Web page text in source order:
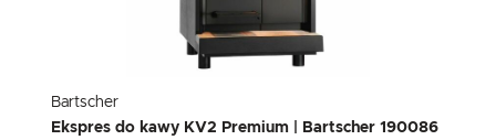
Bartscher
Ekspres do kawy KV2 Premium | Bartscher 190086